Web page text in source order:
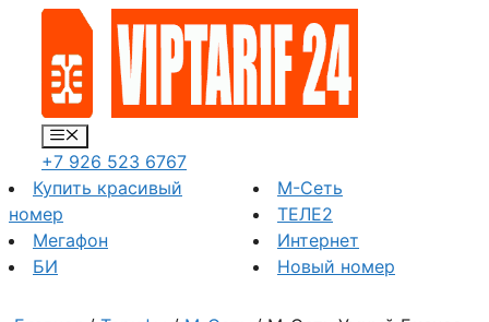
содержимому
Меню
+7 926 523 6767
Купить красивый
номер
Мегафон
БИ
М-Сеть
ТЕЛЕ2
Интернет
Новый номер